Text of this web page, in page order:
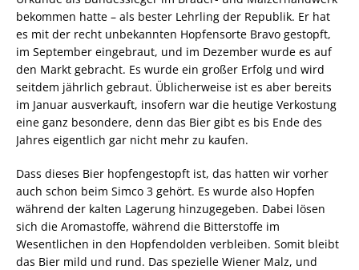
bekommen hatte – als bester Lehrling der Republik. Er hat
es mit der recht unbekannten Hopfensorte Bravo gestopft,
im September eingebraut, und im Dezember wurde es auf
den Markt gebracht. Es wurde ein großer Erfolg und wird
seitdem jährlich gebraut. Üblicherweise ist es aber bereits
im Januar ausverkauft, insofern war die heutige Verkostung
eine ganz besondere, denn das Bier gibt es bis Ende des
Jahres eigentlich gar nicht mehr zu kaufen.
Dass dieses Bier hopfengestopft ist, das hatten wir vorher
auch schon beim Simco 3 gehört. Es wurde also Hopfen
während der kalten Lagerung hinzugegeben. Dabei lösen
sich die Aromastoffe, während die Bitterstoffe im
Wesentlichen in den Hopfendolden verbleiben. Somit bleibt
das Bier mild und rund. Das spezielle Wiener Malz, und